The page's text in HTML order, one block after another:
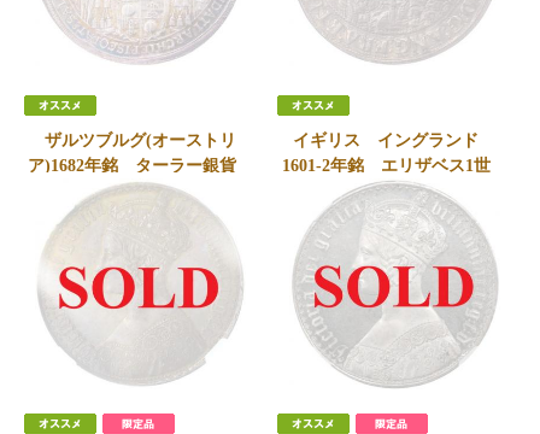
ザルツブルグ(オーストリ
ア)1682年銘 ターラー銀貨
1100年記念 大司教 NGC
MS62 フリーメーソン
イギリス イングランド
1601-2年銘 エリザベス1世
クラウン 大型 銀貨
Seventh Issue NGC AU50
ダークトーン
SOLD